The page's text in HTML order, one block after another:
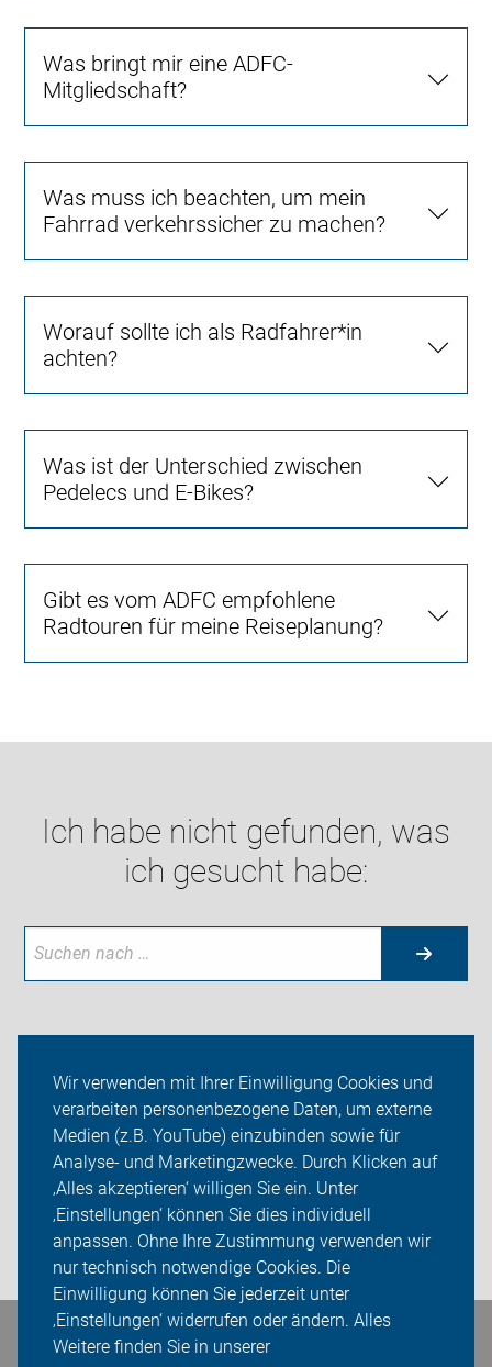
Wir verwenden mit Ihrer Einwilligung Cookies und
verarbeiten personenbezogene Daten, um externe
Medien (z.B. YouTube) einzubinden sowie für
Analyse- und Marketingzwecke. Durch Klicken auf
‚Alles akzeptieren‘ willigen Sie ein. Unter
‚Einstellungen‘ können Sie dies individuell
anpassen. Ohne Ihre Zustimmung verwenden wir
nur technisch notwendige Cookies. Die
Einwilligung können Sie jederzeit unter
‚Einstellungen‘ widerrufen oder ändern. Alles
Weitere finden Sie in unserer
Was bringt mir eine ADFC-
Mitgliedschaft?
Was muss ich beachten, um mein
Fahrrad verkehrssicher zu machen?
Worauf sollte ich als Radfahrer*in
achten?
Was ist der Unterschied zwischen
Pedelecs und E-Bikes?
Gibt es vom ADFC empfohlene
Radtouren für meine Reiseplanung?
Ich habe nicht gefunden, was
ich gesucht habe:
Themen
ADFC Wartburgkreis
Sei dabei
Login
Bleiben Sie in Kontakt